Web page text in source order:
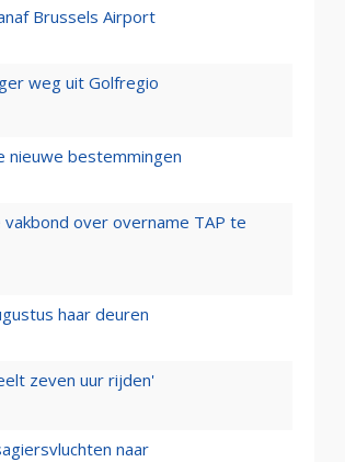
Brussels Airport
weg uit Golfregio
nieuwe bestemmingen
over overname TAP te
haar deuren
zeven uur rijden'
naar